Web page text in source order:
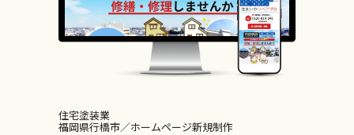
住宅塗装業
福岡県行橋市 ホームページ新規制作